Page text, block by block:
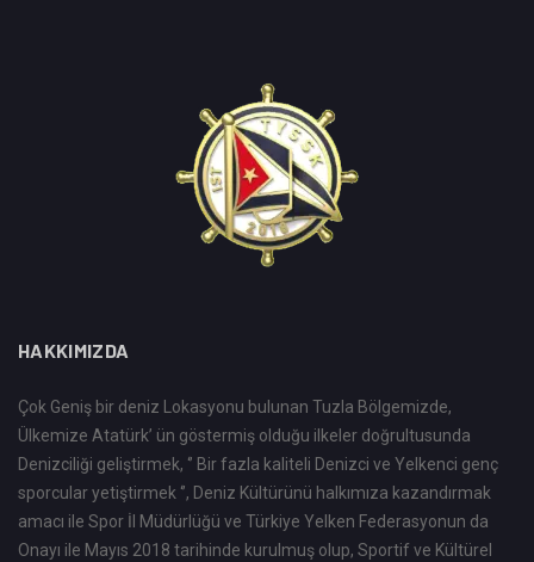
HAKKIMIZDA
Çok Geniş bir deniz Lokasyonu bulunan Tuzla Bölgemizde,
Ülkemize Atatürk’ ün göstermiş olduğu ilkeler doğrultusunda
Denizciliği geliştirmek, ‘’ Bir fazla kaliteli Denizci ve Yelkenci genç
sporcular yetiştirmek ‘’, Deniz Kültürünü halkımıza kazandırmak
amacı ile Spor İl Müdürlüğü ve Türkiye Yelken Federasyonun da
Onayı ile Mayıs 2018 tarihinde kurulmuş olup, Sportif ve Kültürel